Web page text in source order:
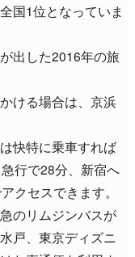
国1位となっていま
出した2016年の旅
ける場合は、京浜
快特に乗車すれば
行で28分、新宿へ
クセスできます。
のリムジンバスが
戸、東京ディズニ